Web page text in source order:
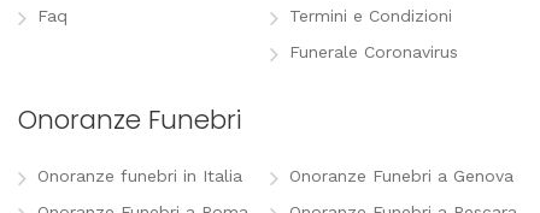
Faq
Termini e Condizioni
Funerale Coronavirus
Onoranze Funebri
Onoranze funebri in Italia
Onoranze Funebri a Genova